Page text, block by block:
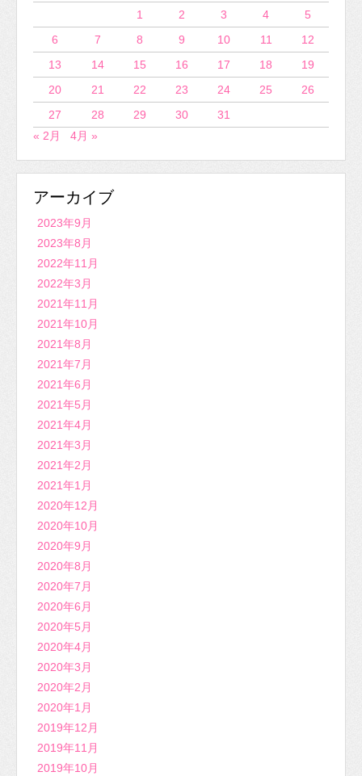
1
2 3 4
5
6
7 8 9 10 11
12
13
14 15 16 17 18
19
20
21 22 23 24 25
26
27
28 29 30
31
« 2月
4月 »
アーカイブ
2023年9月
2023年8月
2022年11月
2022年3月
2021年11月
2021年10月
2021年8月
2021年7月
2021年6月
2021年5月
2021年4月
2021年3月
2021年2月
2021年1月
2020年12月
2020年10月
2020年9月
2020年8月
2020年7月
2020年6月
2020年5月
2020年4月
2020年3月
2020年2月
2020年1月
2019年12月
2019年11月
2019年10月